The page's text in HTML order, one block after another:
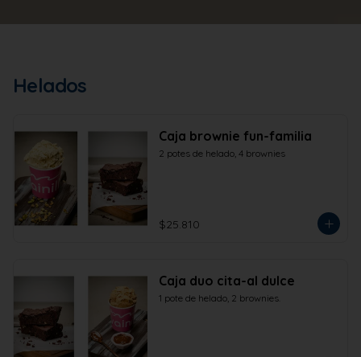
Helados
Caja brownie fun-familia
2 potes de helado, 4 brownies
$25.810
Caja duo cita-al dulce
1 pote de helado, 2 brownies.